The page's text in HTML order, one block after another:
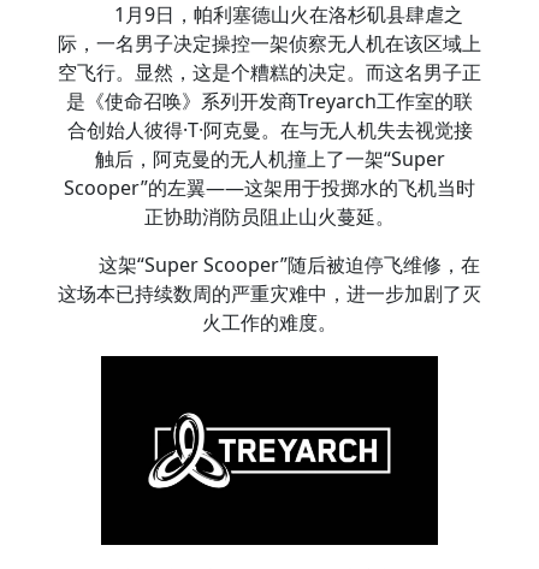
1月9日，帕利塞德山火在洛杉矶县肆虐之
际，一名男子决定操控一架侦察无人机在该区域上
空飞行。显然，这是个糟糕的决定。而这名男子正
是《使命召唤》系列开发商Treyarch工作室的联
合创始人彼得·T·阿克曼。在与无人机失去视觉接
触后，阿克曼的无人机撞上了一架“Super
Scooper”的左翼——这架用于投掷水的飞机当时
正协助消防员阻止山火蔓延。
这架“Super Scooper”随后被迫停飞维修，在
这场本已持续数周的严重灾难中，进一步加剧了灭
火工作的难度。